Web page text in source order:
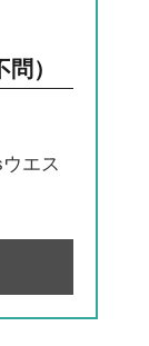
）
エス